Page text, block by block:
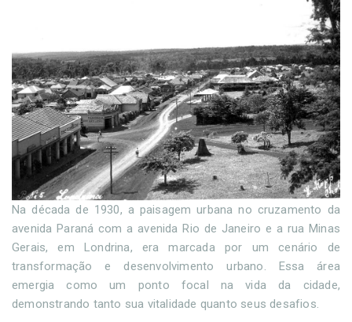
Na década de 1930, a paisagem urbana no cruzamento da
avenida Paraná com a avenida Rio de Janeiro e a rua Minas
Gerais, em Londrina, era marcada por um cenário de
transformação e desenvolvimento urbano. Essa área
emergia como um ponto focal na vida da cidade,
demonstrando tanto sua vitalidade quanto seus desafios.